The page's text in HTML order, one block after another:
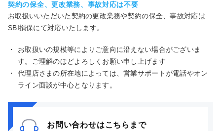
契約の保全、更改業務、事故対応は不要
お取扱いいただいた契約の更改業務や契約の保全、事故対応は
SBI損保にて対応いたします。
・
お取扱いの規模等によりご意向に沿えない場合がございま
す。ご理解のほどよろしくお願い申し上げます
・
代理店さまの所在地によっては、営業サポートが電話やオン
ライン面談が中心となります。
お問い合わせはこちらまで